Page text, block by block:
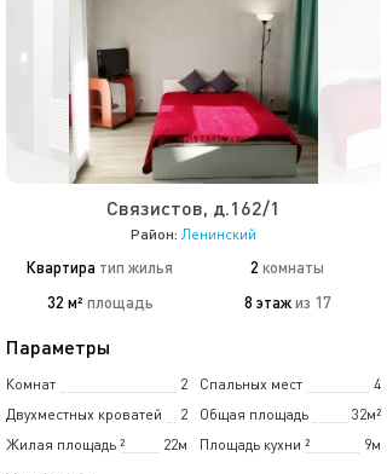
Связистов, д.162/1
Район: Ленинский
Квартира тип жилья 2 комнаты
32 м² площадь 8 этаж из 17
Параметры
Комнат 2 Спальных мест
4
Двухместных кроватей
2 Общая площадь
32м²
Жилая площадь
22м
² Площадь кухни 9м
²